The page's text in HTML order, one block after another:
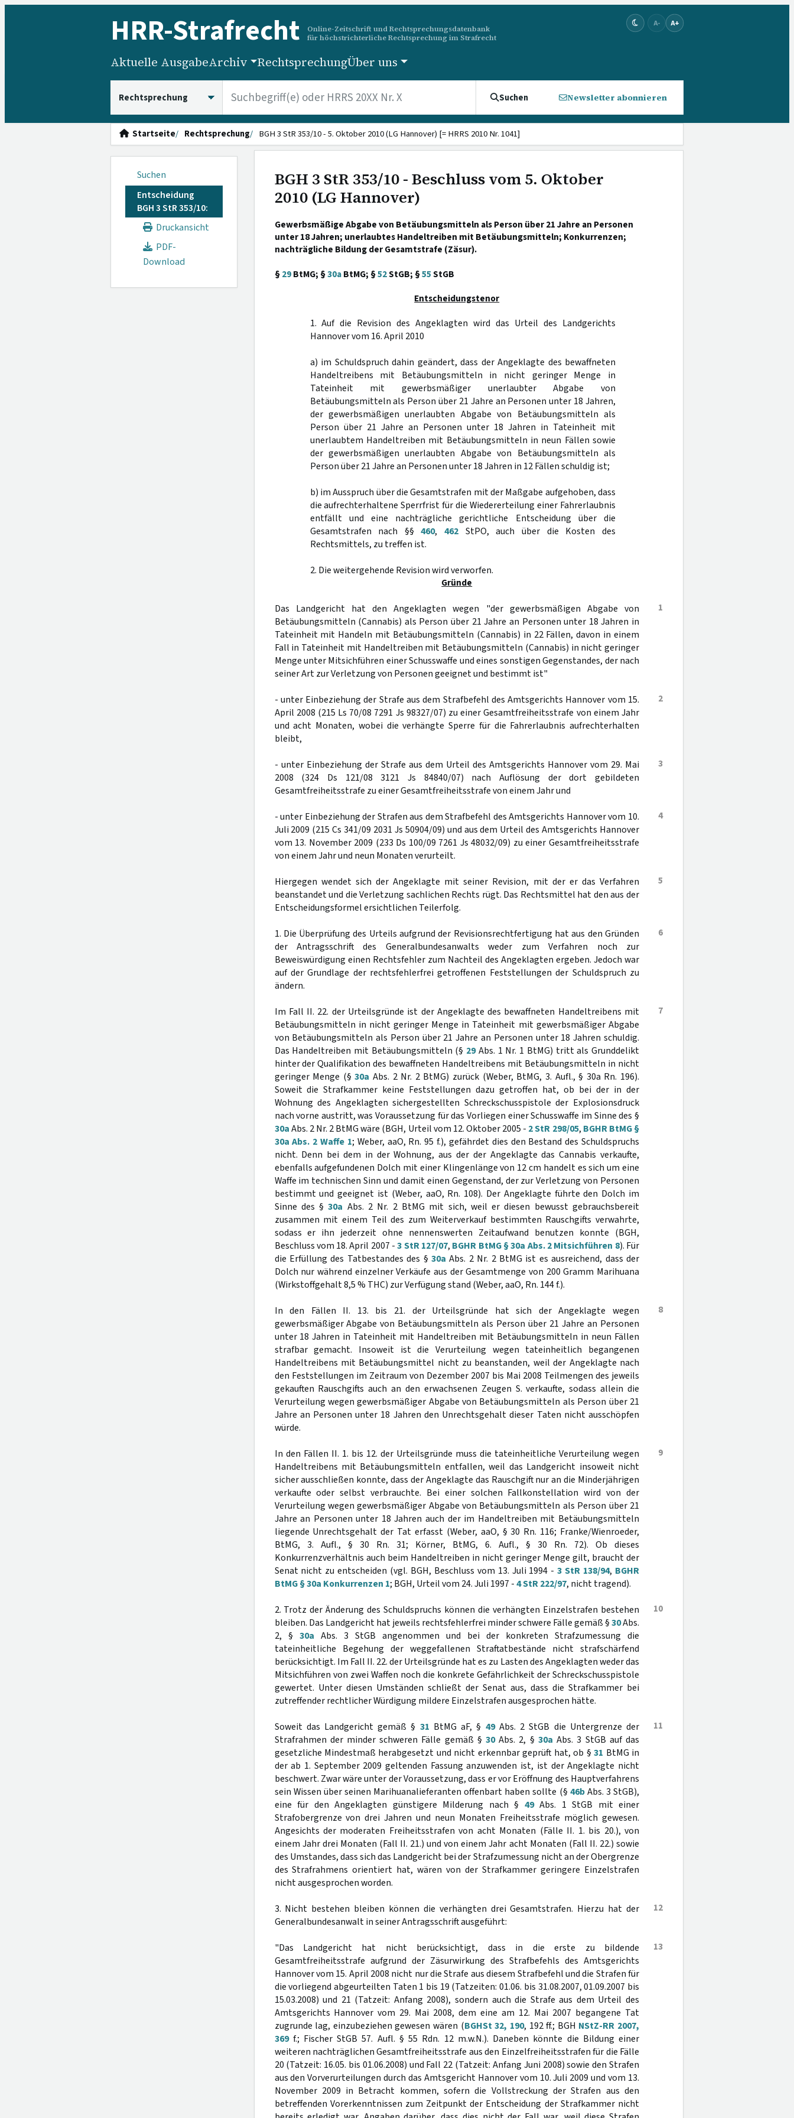
HRR-Strafrecht
Online-Zeitschrift und Rechtsprechungsdatenbank
für höchstrichterliche Rechtsprechung im Strafrecht
A- A+
Aktuelle AusgabeArchiv RechtsprechungÜber uns
Suchen Newsletter abonnieren
Startseite Rechtsprechung BGH 3 StR 353/10 - 5. Oktober 2010 (LG Hannover) [= HRRS 2010 Nr. 1041]
Suchen
Entscheidung
BGH 3 StR 353/10:
Druckansicht
PDF-
Download
BGH 3 StR 353/10 - Beschluss vom 5. Oktober
2010 (LG Hannover)
Gewerbsmäßige Abgabe von Betäubungsmitteln als Person über 21 Jahre an Personen
unter 18 Jahren; unerlaubtes Handeltreiben mit Betäubungsmitteln; Konkurrenzen;
nachträgliche Bildung der Gesamtstrafe (Zäsur).
§29BtMG; §30aBtMG; §52StGB; §55StGB
Entscheidungstenor
1. Auf die Revision des Angeklagten wird das Urteil des Landgerichts
Hannover vom 16. April 2010
a) im Schuldspruch dahin geändert, dass der Angeklagte des bewaffneten
Handeltreibens mit Betäubungsmitteln in nicht geringer Menge in
Tateinheit mit gewerbsmäßiger unerlaubter Abgabe von
Betäubungsmitteln als Person über 21 Jahre an Personen unter 18 Jahren,
der gewerbsmäßigen unerlaubten Abgabe von Betäubungsmitteln als
Person über 21 Jahre an Personen unter 18 Jahren in Tateinheit mit
unerlaubtem Handeltreiben mit Betäubungsmitteln in neun Fällen sowie
der gewerbsmäßigen unerlaubten Abgabe von Betäubungsmitteln als
Person über 21 Jahre an Personen unter 18 Jahren in 12 Fällen schuldig ist;
b) im Ausspruch über die Gesamtstrafen mit der Maßgabe aufgehoben, dass
die aufrechterhaltene Sperrfrist für die Wiedererteilung einer Fahrerlaubnis
entfällt und eine nachträgliche gerichtliche Entscheidung über die
Gesamtstrafen nach §§460,462 StPO, auch über die Kosten des
Rechtsmittels, zu treffen ist.
2. Die weitergehende Revision wird verworfen.
Gründe
1
Das Landgericht hat den Angeklagten wegen "der gewerbsmäßigen Abgabe von
Betäubungsmitteln (Cannabis) als Person über 21 Jahre an Personen unter 18 Jahren in
Tateinheit mit Handeln mit Betäubungsmitteln (Cannabis) in 22 Fällen, davon in einem
Fall in Tateinheit mit Handeltreiben mit Betäubungsmitteln (Cannabis) in nicht geringer
Menge unter Mitsichführen einer Schusswaffe und eines sonstigen Gegenstandes, der nach
seiner Art zur Verletzung von Personen geeignet und bestimmt ist"
2
- unter Einbeziehung der Strafe aus dem Strafbefehl des Amtsgerichts Hannover vom 15.
April 2008 (215 Ls 70/08 7291 Js 98327/07) zu einer Gesamtfreiheitsstrafe von einem Jahr
und acht Monaten, wobei die verhängte Sperre für die Fahrerlaubnis aufrechterhalten
bleibt,
3
- unter Einbeziehung der Strafe aus dem Urteil des Amtsgerichts Hannover vom 29. Mai
2008 (324 Ds 121/08 3121 Js 84840/07) nach Auflösung der dort gebildeten
Gesamtfreiheitsstrafe zu einer Gesamtfreiheitsstrafe von einem Jahr und
4
- unter Einbeziehung der Strafen aus dem Strafbefehl des Amtsgerichts Hannover vom 10.
Juli 2009 (215 Cs 341/09 2031 Js 50904/09) und aus dem Urteil des Amtsgerichts Hannover
vom 13. November 2009 (233 Ds 100/09 7261 Js 48032/09) zu einer Gesamtfreiheitsstrafe
von einem Jahr und neun Monaten verurteilt.
5
Hiergegen wendet sich der Angeklagte mit seiner Revision, mit der er das Verfahren
beanstandet und die Verletzung sachlichen Rechts rügt. Das Rechtsmittel hat den aus der
Entscheidungsformel ersichtlichen Teilerfolg.
6
1. Die Überprüfung des Urteils aufgrund der Revisionsrechtfertigung hat aus den Gründen
der Antragsschrift des Generalbundesanwalts weder zum Verfahren noch zur
Beweiswürdigung einen Rechtsfehler zum Nachteil des Angeklagten ergeben. Jedoch war
auf der Grundlage der rechtsfehlerfrei getroffenen Feststellungen der Schuldspruch zu
ändern.
7
Im Fall II. 22. der Urteilsgründe ist der Angeklagte des bewaffneten Handeltreibens mit
Betäubungsmitteln in nicht geringer Menge in Tateinheit mit gewerbsmäßiger Abgabe
von Betäubungsmitteln als Person über 21 Jahre an Personen unter 18 Jahren schuldig.
Das Handeltreiben mit Betäubungsmitteln (§ 29Abs. 1 Nr. 1 BtMG) tritt als Grunddelikt
hinter der Qualifikation des bewaffneten Handeltreibens mit Betäubungsmitteln in nicht
geringer Menge (§30a Abs. 2 Nr. 2 BtMG) zurück (Weber, BtMG, 3. Aufl., § 30a Rn. 196).
Soweit die Strafkammer keine Feststellungen dazu getroffen hat, ob bei der in der
Wohnung des Angeklagten sichergestellten Schreckschusspistole der Explosionsdruck
nach vorne austritt, was Voraussetzung für das Vorliegen einer Schusswaffe im Sinne des §
30aAbs. 2 Nr. 2 BtMG wäre (BGH, Urteil vom 12. Oktober 2005 - 2 StR 298/05, BGHR BtMG §
30a Abs. 2 Waffe 1; Weber, aaO, Rn. 95 f.), gefährdet dies den Bestand des Schuldspruchs
nicht. Denn bei dem in der Wohnung, aus der der Angeklagte das Cannabis verkaufte,
ebenfalls aufgefundenen Dolch mit einer Klingenlänge von 12 cm handelt es sich um eine
Waffe im technischen Sinn und damit einen Gegenstand, der zur Verletzung von Personen
bestimmt und geeignet ist (Weber, aaO, Rn. 108). Der Angeklagte führte den Dolch im
Sinne des §30a Abs. 2 Nr. 2 BtMG mit sich, weil er diesen bewusst gebrauchsbereit
zusammen mit einem Teil des zum Weiterverkauf bestimmten Rauschgifts verwahrte,
sodass er ihn jederzeit ohne nennenswerten Zeitaufwand benutzen konnte (BGH,
Beschluss vom 18. April 2007 -3 StR 127/07, BGHR BtMG § 30a Abs. 2 Mitsichführen 8). Für
die Erfüllung des Tatbestandes des § 30a Abs. 2 Nr. 2 BtMG ist es ausreichend, dass der
Dolch nur während einzelner Verkäufe aus der Gesamtmenge von 200 Gramm Marihuana
(Wirkstoffgehalt 8,5 % THC) zur Verfügung stand (Weber, aaO, Rn. 144 f.).
8
In den Fällen II. 13. bis 21. der Urteilsgründe hat sich der Angeklagte wegen
gewerbsmäßiger Abgabe von Betäubungsmitteln als Person über 21 Jahre an Personen
unter 18 Jahren in Tateinheit mit Handeltreiben mit Betäubungsmitteln in neun Fällen
strafbar gemacht. Insoweit ist die Verurteilung wegen tateinheitlich begangenen
Handeltreibens mit Betäubungsmittel nicht zu beanstanden, weil der Angeklagte nach
den Feststellungen im Zeitraum von Dezember 2007 bis Mai 2008 Teilmengen des jeweils
gekauften Rauschgifts auch an den erwachsenen Zeugen S. verkaufte, sodass allein die
Verurteilung wegen gewerbsmäßiger Abgabe von Betäubungsmitteln als Person über 21
Jahre an Personen unter 18 Jahren den Unrechtsgehalt dieser Taten nicht ausschöpfen
würde.
9
In den Fällen II. 1. bis 12. der Urteilsgründe muss die tateinheitliche Verurteilung wegen
Handeltreibens mit Betäubungsmitteln entfallen, weil das Landgericht insoweit nicht
sicher ausschließen konnte, dass der Angeklagte das Rauschgift nur an die Minderjährigen
verkaufte oder selbst verbrauchte. Bei einer solchen Fallkonstellation wird von der
Verurteilung wegen gewerbsmäßiger Abgabe von Betäubungsmitteln als Person über 21
Jahre an Personen unter 18 Jahren auch der im Handeltreiben mit Betäubungsmitteln
liegende Unrechtsgehalt der Tat erfasst (Weber, aaO, § 30 Rn. 116; Franke/Wienroeder,
BtMG, 3. Aufl., § 30 Rn. 31; Körner, BtMG, 6. Aufl., § 30 Rn. 72). Ob dieses
Konkurrenzverhältnis auch beim Handeltreiben in nicht geringer Menge gilt, braucht der
Senat nicht zu entscheiden (vgl. BGH, Beschluss vom 13. Juli 1994 -3 StR 138/94, BGHR
BtMG § 30a Konkurrenzen 1; BGH, Urteil vom 24. Juli 1997 -4 StR 222/97, nicht tragend).
10
2. Trotz der Änderung des Schuldspruchs können die verhängten Einzelstrafen bestehen
bleiben. Das Landgericht hat jeweils rechtsfehlerfrei minder schwere Fälle gemäß §30Abs.
2, § 30a Abs. 3 StGB angenommen und bei der konkreten Strafzumessung die
tateinheitliche Begehung der weggefallenen Straftatbestände nicht strafschärfend
berücksichtigt. Im Fall II. 22. der Urteilsgründe hat es zu Lasten des Angeklagten weder das
Mitsichführen von zwei Waffen noch die konkrete Gefährlichkeit der Schreckschusspistole
gewertet. Unter diesen Umständen schließt der Senat aus, dass die Strafkammer bei
zutreffender rechtlicher Würdigung mildere Einzelstrafen ausgesprochen hätte.
11
Soweit das Landgericht gemäß § 31 BtMG aF, § 49Abs. 2 StGB die Untergrenze der
Strafrahmen der minder schweren Fälle gemäß §30Abs. 2, § 30a Abs. 3 StGB auf das
gesetzliche Mindestmaß herabgesetzt und nicht erkennbar geprüft hat, ob §31 BtMG in
der ab 1. September 2009 geltenden Fassung anzuwenden ist, ist der Angeklagte nicht
beschwert. Zwar wäre unter der Voraussetzung, dass er vor Eröffnung des Hauptverfahrens
sein Wissen über seinen Marihuanalieferanten offenbart haben sollte (§ 46bAbs. 3 StGB),
eine für den Angeklagten günstigere Milderung nach § 49Abs. 1 StGB mit einer
Strafobergrenze von drei Jahren und neun Monaten Freiheitsstrafe möglich gewesen.
Angesichts der moderaten Freiheitsstrafen von acht Monaten (Fälle II. 1. bis 20.), von
einem Jahr drei Monaten (Fall II. 21.) und von einem Jahr acht Monaten (Fall II. 22.) sowie
des Umstandes, dass sich das Landgericht bei der Strafzumessung nicht an der Obergrenze
des Strafrahmens orientiert hat, wären von der Strafkammer geringere Einzelstrafen
nicht ausgesprochen worden.
12
3. Nicht bestehen bleiben können die verhängten drei Gesamtstrafen. Hierzu hat der
Generalbundesanwalt in seiner Antragsschrift ausgeführt:
13
"Das Landgericht hat nicht berücksichtigt, dass in die erste zu bildende
Gesamtfreiheitsstrafe aufgrund der Zäsurwirkung des Strafbefehls des Amtsgerichts
Hannover vom 15. April 2008 nicht nur die Strafe aus diesem Strafbefehl und die Strafen für
die vorliegend abgeurteilten Taten 1 bis 19 (Tatzeiten: 01.06. bis 31.08.2007, 01.09.2007 bis
15.03.2008) und 21 (Tatzeit: Anfang 2008), sondern auch die Strafe aus dem Urteil des
Amtsgerichts Hannover vom 29. Mai 2008, dem eine am 12. Mai 2007 begangene Tat
zugrunde lag, einzubeziehen gewesen wären (BGHSt 32, 190, 192 ff.; BGH NStZ-RR 2007,
369f.; Fischer StGB 57. Aufl. § 55 Rdn. 12 m.w.N.). Daneben könnte die Bildung einer
weiteren nachträglichen Gesamtfreiheitsstrafe aus den Einzelfreiheitsstrafen für die Fälle
20 (Tatzeit: 16.05. bis 01.06.2008) und Fall 22 (Tatzeit: Anfang Juni 2008) sowie den Strafen
aus den Vorverurteilungen durch das Amtsgericht Hannover vom 10. Juli 2009 und vom 13.
November 2009 in Betracht kommen, sofern die Vollstreckung der Strafen aus den
betreffenden Vorerkenntnissen zum Zeitpunkt der Entscheidung der Strafkammer nicht